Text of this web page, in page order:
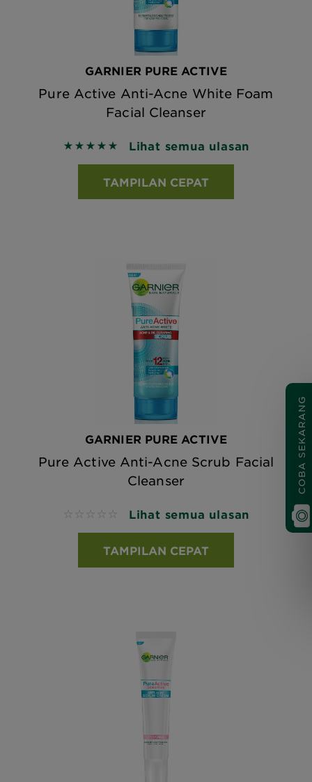
GARNIER PURE ACTIVE
Pure Active Anti-Acne White Foam
Facial Cleanser
5 out of 5 stars based on reviews
Lihat semua ulasan
TAMPILAN CEPAT
GARNIER PURE ACTIVE
Pure Active Anti-Acne Scrub Facial
Cleanser
No reviews Lihat semua ulasan
TAMPILAN CEPAT
COBA SEKARANG